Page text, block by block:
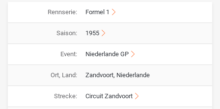
Rennserie: Formel 1
Saison: 1955
Event: Niederlande GP
Ort, Land: Zandvoort, Niederlande
Strecke: Circuit Zandvoort